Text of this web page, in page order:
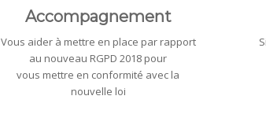
Accompagnement
Vous aider à mettre en place par rapport
au nouveau RGPD 2018 pour
vous mettre en conformité avec la
nouvelle loi